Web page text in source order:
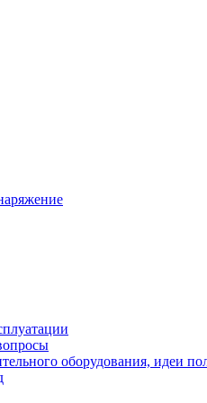
оборудования, идеи